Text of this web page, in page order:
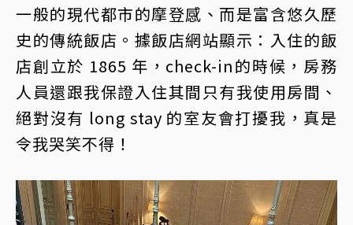
一般的現代都市的摩登感、而是富含悠久歷
史的傳統飯店。據飯店網站顯示：入住的飯
店創立於 1865 年，check-in的時候，房務
人員還跟我保證入住其間只有我使用房間、
絕對沒有 long stay 的室友會打擾我，真是
令我哭笑不得！